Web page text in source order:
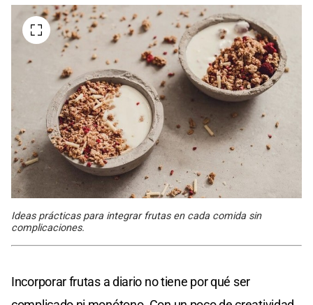
Ideas prácticas para integrar frutas en cada comida sin
complicaciones.
Incorporar frutas a diario no tiene por qué ser